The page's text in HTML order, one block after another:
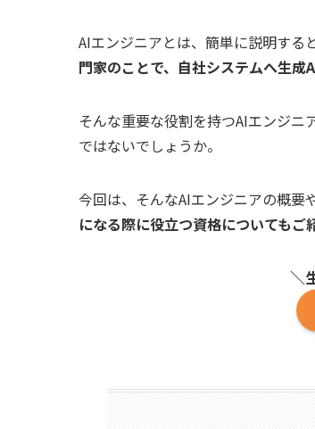
AIエンジニアとは、簡単に説明する
門家のことで、自社システムへ生成
そんな重要な役割を持つAIエンジ
ではないでしょうか。
今回は、そんなAIエンジニアの概要
になる際に役立つ資格についてもご
＼